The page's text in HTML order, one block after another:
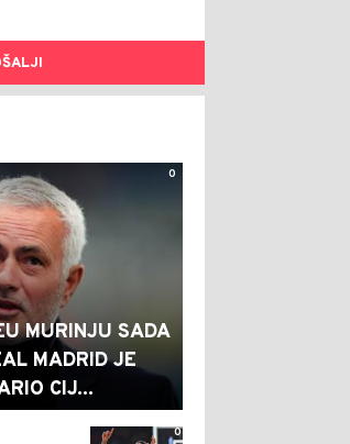
0
MURINJU SADA
MADRID JE
CIJ...
0